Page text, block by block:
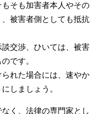
そも加害者本人やその
被害者側としても抵抗
交渉、ひいては、被害
です。
れた場合には、速やか
しましょう。
く、法律の専門家とし